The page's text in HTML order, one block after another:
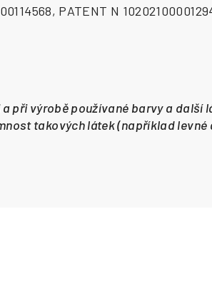
PATENT N
při výrobě používané barvy a
takových látek (například